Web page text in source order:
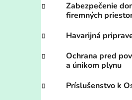
Zabezpečenie
firemných
Havarijná
Ochrana pred
a únikom plynu
Príslušenstvo k